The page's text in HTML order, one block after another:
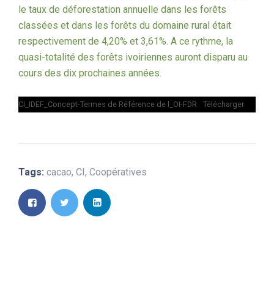
le taux de déforestation annuelle dans les forêts
classées et dans les forêts du domaine rural était
respectivement de 4,20% et 3,61%. A ce rythme, la
quasi-totalité des forêts ivoiriennes auront disparu au
cours des dix prochaines années.
CI_IDEF_Concept-Termes de Référence de l_OI-FDR Télécharger
Tags: cacao, CI, Coopératives